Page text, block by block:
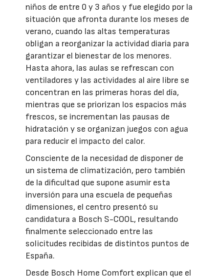
niños de entre 0 y 3 años y fue elegido por la
situación que afronta durante los meses de
verano, cuando las altas temperaturas
obligan a reorganizar la actividad diaria para
garantizar el bienestar de los menores.
Hasta ahora, las aulas se refrescan con
ventiladores y las actividades al aire libre se
concentran en las primeras horas del día,
mientras que se priorizan los espacios más
frescos, se incrementan las pausas de
hidratación y se organizan juegos con agua
para reducir el impacto del calor.
Consciente de la necesidad de disponer de
un sistema de climatización, pero también
de la dificultad que supone asumir esta
inversión para una escuela de pequeñas
dimensiones, el centro presentó su
candidatura a Bosch S-COOL, resultando
finalmente seleccionado entre las
solicitudes recibidas de distintos puntos de
España.
Desde Bosch Home Comfort explican que el